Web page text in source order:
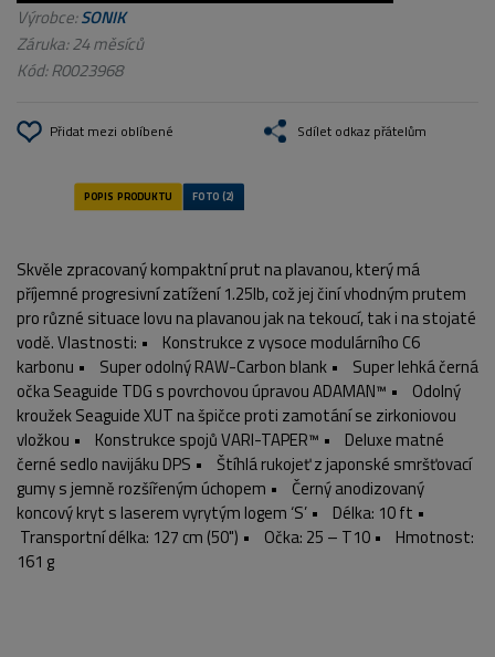
Výrobce:SONIK
Záruka: 24 měsíců
Kód:R0023968
Přidat mezi oblíbené Sdílet odkaz přátelům
Skvěle zpracovaný kompaktní prut na plavanou, který má
příjemné progresivní zatížení 1.25lb, což jej činí vhodným prutem
pro různé situace lovu na plavanou jak na tekoucí, tak i na stojaté
vodě. Vlastnosti: • Konstrukce z vysoce modulárního C6
karbonu • Super odolný RAW-Carbon blank • Super lehká černá
očka Seaguide TDG s povrchovou úpravou ADAMAN™ • Odolný
kroužek Seaguide XUT na špičce proti zamotání se zirkoniovou
vložkou • Konstrukce spojů VARI-TAPER™ • Deluxe matné
černé sedlo navijáku DPS • Štíhlá rukojeť z japonské smršťovací
gumy s jemně rozšířeným úchopem • Černý anodizovaný
koncový kryt s laserem vyrytým logem ‘S’ • Délka: 10 ft •
Transportní délka: 127 cm (50") • Očka: 25 – T10 • Hmotnost:
161 g